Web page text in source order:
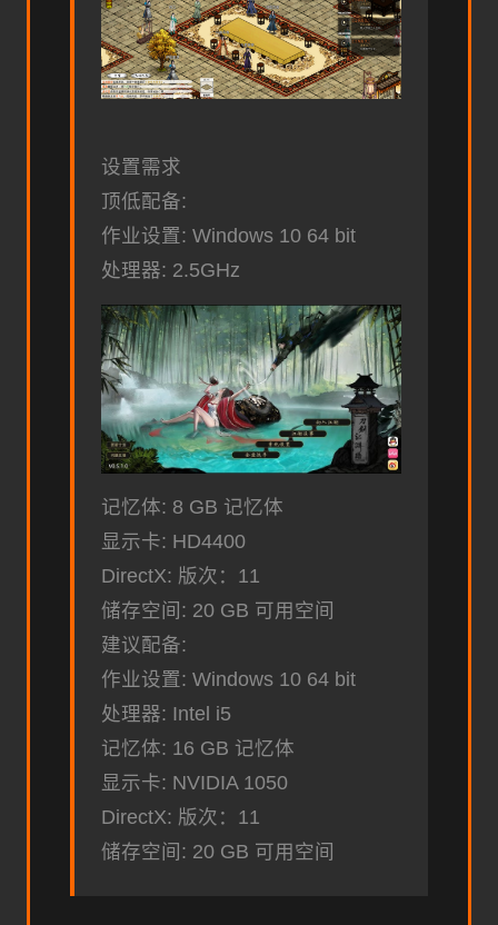
设置需求
顶低配备:
作业设置: Windows 10 64 bit
处理器: 2.5GHz
记忆体: 8 GB 记忆体
显示卡: HD4400
DirectX: 版次：11
储存空间: 20 GB 可用空间
建议配备:
作业设置: Windows 10 64 bit
处理器: Intel i5
记忆体: 16 GB 记忆体
显示卡: NVIDIA 1050
DirectX: 版次：11
储存空间: 20 GB 可用空间